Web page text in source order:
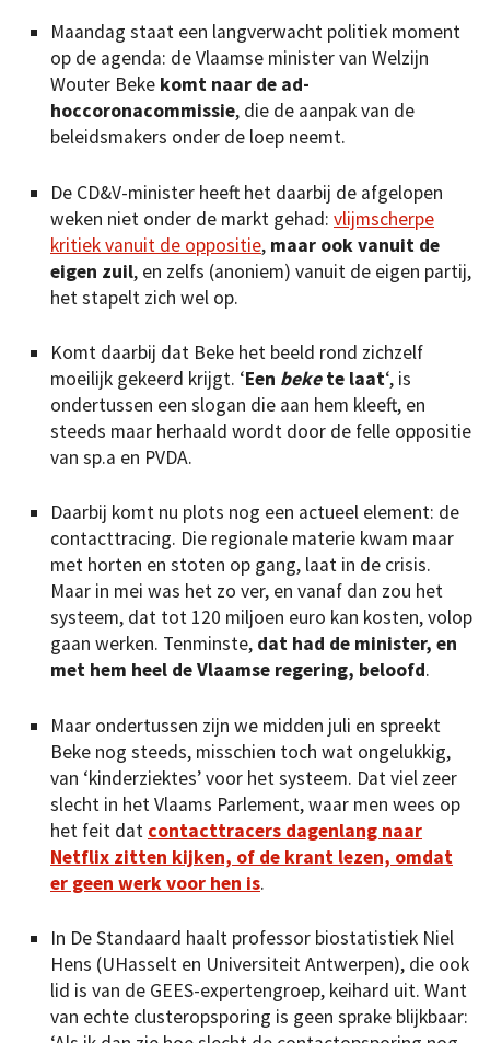
Maandag staat een langverwacht politiek moment
op de agenda: de Vlaamse minister van Welzijn
Wouter Beke komt naar de ad-
hoccoronacommissie, die de aanpak van de
beleidsmakers onder de loep neemt.
De CD&V-minister heeft het daarbij de afgelopen
weken niet onder de markt gehad: vlijmscherpe
kritiek vanuit de oppositie, maar ook vanuit de
eigen zuil, en zelfs (anoniem) vanuit de eigen partij,
het stapelt zich wel op.
Komt daarbij dat Beke het beeld rond zichzelf
moeilijk gekeerd krijgt. ‘Een bekete laat‘, is
ondertussen een slogan die aan hem kleeft, en
steeds maar herhaald wordt door de felle oppositie
van sp.a en PVDA.
Daarbij komt nu plots nog een actueel element: de
contacttracing. Die regionale materie kwam maar
met horten en stoten op gang, laat in de crisis.
Maar in mei was het zo ver, en vanaf dan zou het
systeem, dat tot 120 miljoen euro kan kosten, volop
gaan werken. Tenminste, dat had de minister, en
met hem heel de Vlaamse regering, beloofd.
Maar ondertussen zijn we midden juli en spreekt
Beke nog steeds, misschien toch wat ongelukkig,
van ‘kinderziektes’ voor het systeem. Dat viel zeer
slecht in het Vlaams Parlement, waar men wees op
het feit dat contacttracers dagenlang naar
Netflix zitten kijken, of de krant lezen, omdat
er geen werk voor hen is.
In De Standaard haalt professor biostatistiek Niel
Hens (UHasselt en Universiteit Antwerpen), die ook
lid is van de GEES-expertengroep, keihard uit. Want
van echte clusteropsporing is geen sprake blijkbaar: